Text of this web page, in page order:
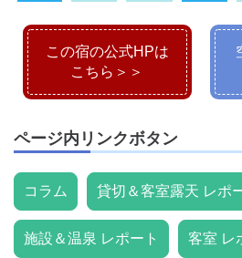
この宿の公式HPは
こちら＞＞
ページ内リンクボタン
コラム 貸切＆客室露天 レポ
施設＆温泉 レポート 客室 レ